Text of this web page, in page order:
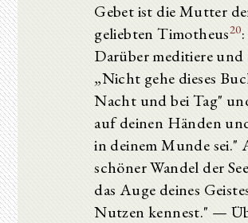
Gebet ist die Mutter
geliebten Timotheus20
Darüber meditiere
„Nicht gehe dieses
Nacht und bei Tag"
auf deinen Händen
in deinem Munde sei."
schöner Wandel der
das Auge deines
Nutzen kennest." —